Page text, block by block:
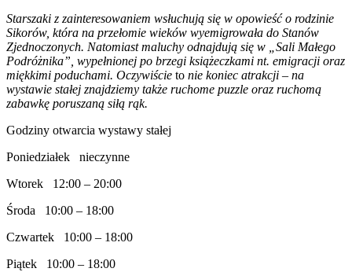
Starszaki z zainteresowaniem wsłuchują się w opowieść o rodzinie
Sikorów, która na przełomie wieków wyemigrowała do Stanów
Zjednoczonych. Natomiast maluchy odnajdują się w „Sali Małego
Podróżnika”, wypełnionej po brzegi książeczkami nt. emigracji oraz
miękkimi poduchami. Oczywiście to nie koniec atrakcji – na
wystawie stałej znajdziemy także ruchome puzzle oraz ruchomą
zabawkę poruszaną siłą rąk.
Godziny otwarcia wystawy stałej
Poniedziałek nieczynne
Wtorek 12:00 – 20:00
Środa 10:00 – 18:00
Czwartek 10:00 – 18:00
Piątek 10:00 – 18:00